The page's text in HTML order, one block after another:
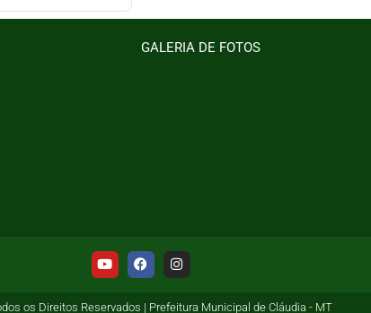
GALERIA DE FOTOS
os Direitos Reservados | Prefeitura Municipal de Cláudia - MT